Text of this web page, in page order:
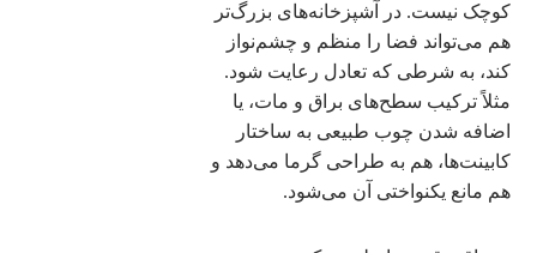
کوچک نیست. در آشپزخانه‌های بزرگ‌تر
هم می‌تواند فضا را منظم و چشم‌نواز
کند، به شرطی که تعادل رعایت شود.
مثلاً ترکیب سطح‌های براق و مات، یا
اضافه شدن چوب طبیعی به ساختار
کابینت‌ها، هم به طراحی گرما می‌دهد و
هم مانع یکنواختی آن می‌شود.